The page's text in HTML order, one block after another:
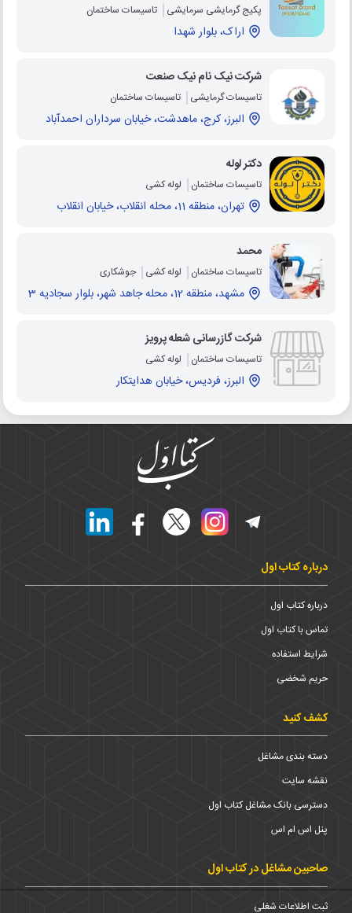
پکیج گرمایشی سرمایشی تاسیسات ساختمان
اراک، بلوار شهدا
شرکت نیک نام نیک صنعت
تاسیسات گرمایشی تاسیسات ساختمان
البرز، کرج، ماهدشت، خیابان سرداران احمدآباد
دکتر لوله
تاسیسات ساختمان لوله کشی
تهران، منطقه 11، محله انقلاب، خیابان انقلاب
محمد
تاسیسات ساختمان لوله کشی جوشکاری
مشهد، منطقه 12، محله جاهد شهر، بلوار سجادیه 3
شرکت گازرسانی شعله پرویز
تاسیسات ساختمان لوله کشی
البرز، فردیس، خیابان هدایتکار
درباره کتاب اول
درباره کتاب اول
تماس با کتاب اول
شرایط استفاده
حریم شخضی
کشف کنید
دسته بندی مشاغل
نقشه سایت
دسترسی بانک مشاغل کتاب اول
پنل اس ام اس
صاحبین مشاغل در کتاب اول
ثبت اطلاعات شغلی